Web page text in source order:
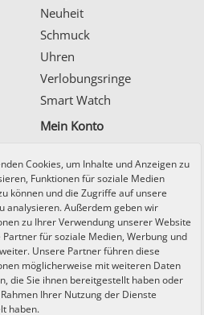
Cookies, um Inhalte und Anzeigen zu
Funktionen für soziale Medien
können und die Zugriffe auf unsere
analysieren. Außerdem geben wir
zu Ihrer Verwendung unserer Website
Partner für soziale Medien, Werbung und
Unsere Partner führen diese
möglicherweise mit weiteren Daten
die Sie ihnen bereitgestellt haben oder
Ihrer Nutzung der Dienste
haben.
Neuheit
Schmuck
Uhren
Verlobungsringe
Smart Watch
Mein Konto
Kundenlogin
Registrierung
und Versand